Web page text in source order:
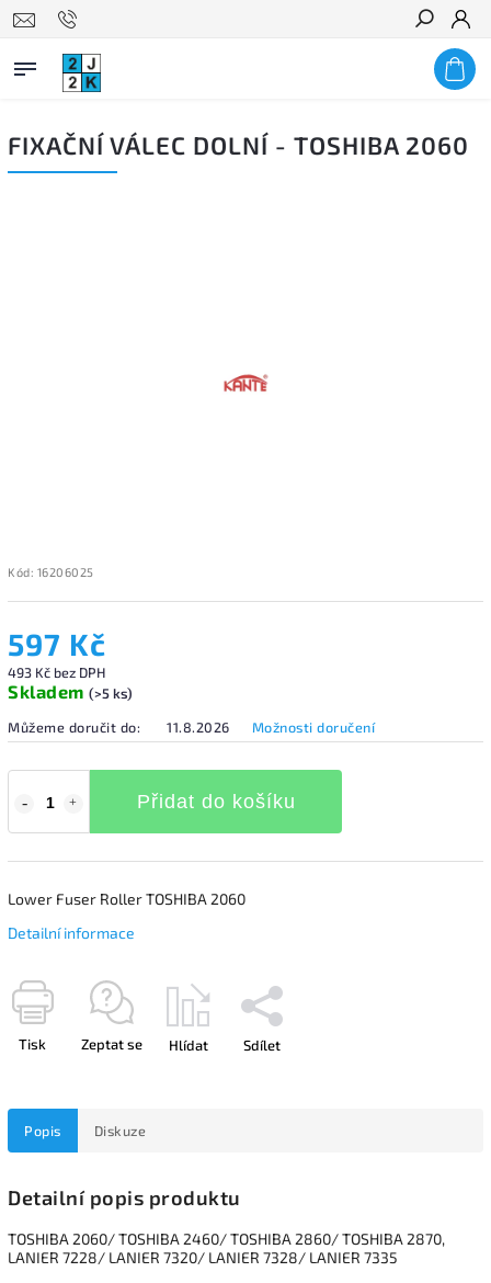
Hledat
FIXAČNÍ VÁLEC DOLNÍ - TOSHIBA 2060
Kód: 16206025
597 Kč
493 Kč bez DPH
Skladem (>5 ks)
Můžeme doručit do:
11.8.2026 Možnosti doručení
Přidat do košíku
Lower Fuser Roller TOSHIBA 2060
Detailní informace
Tisk Zeptat se Hlídat Sdílet
Popis Diskuze
Detailní popis produktu
TOSHIBA 2060/ TOSHIBA 2460/ TOSHIBA 2860/ TOSHIBA 2870,
LANIER 7228/ LANIER 7320/ LANIER 7328/ LANIER 7335